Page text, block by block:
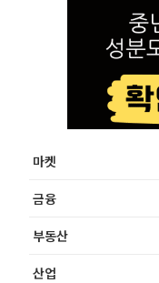
마켓
금융
부동산
산업